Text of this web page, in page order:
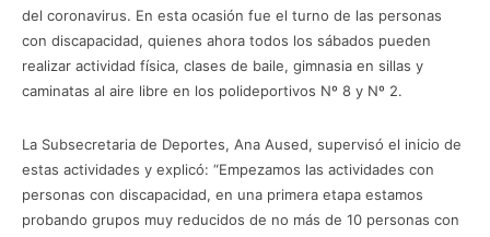
del coronavirus. En esta ocasión fue el turno de las personas
con discapacidad, quienes ahora todos los sábados pueden
realizar actividad física, clases de baile, gimnasia en sillas y
caminatas al aire libre en los polideportivos Nº 8 y Nº 2.
La Subsecretaria de Deportes, Ana Aused, supervisó el inicio de
estas actividades y explicó: “Empezamos las actividades con
personas con discapacidad, en una primera etapa estamos
probando grupos muy reducidos de no más de 10 personas con